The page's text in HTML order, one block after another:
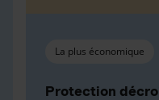
La plus économique
Protection